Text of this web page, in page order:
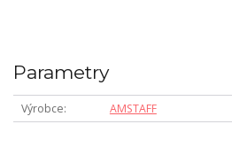
Parametry
Výrobce AMSTAFF